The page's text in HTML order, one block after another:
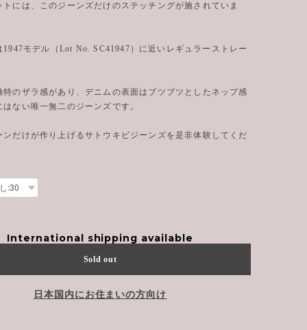
トには、このジーンズだけのステッチングが施されていま
1947モデル（Lot No. SC41947）に近いレギュラーストレー
特のザラ感があり、デニムの表面はブツブツとしたネップ感
ない唯一無二のジーンズです。
ンだけが作り上げるサトウキビジーンズを是非体験してくだ
International shipping available
Sold out
日本国内にお住まいの方向け